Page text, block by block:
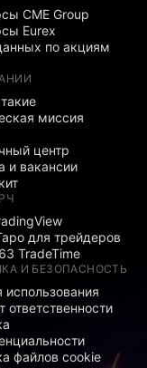
CME Group
Eurex
по акциям
миссия
центр
и вакансии
для трейдеров
TradeTime
И БЕЗОПАСНОСТЬ
использования
ответственности
файлов cookie